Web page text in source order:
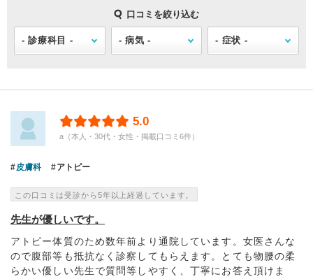
口コミを絞り込む
5.0
a（本人・30代・女性・掲載口コミ6件）
皮膚科 アトピー
この口コミは受診から5年以上経過しています。
先生が優しいです。
アトピー体質のため数年前より通院しています。女医さんな
ので腹部等も抵抗なく診察してもらえます。とても物腰の柔
らかい優しい先生で質問等しやすく、丁寧にお答え頂けま